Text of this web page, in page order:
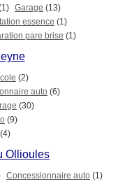
Garage (13)
essence (1)
pare brise (1)
(2)
auto (6)
(30)
(9)
(4)
Ollioules
Concessionnaire auto (1)